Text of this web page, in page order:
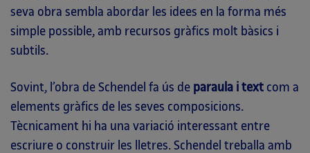
seva obra sembla abordar les idees en la forma més
simple possible, amb recursos gràfics molt bàsics i
subtils.
Sovint, l’obra de Schendel fa ús de paraula i text com a
elements gràfics de les seves composicions.
Tècnicament hi ha una variació interessant entre
escriure o construir les lletres. Schendel treballa amb